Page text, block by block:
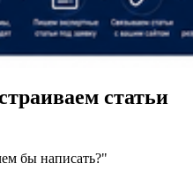
статьи
бы написать?"